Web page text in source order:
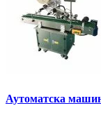
Аутоматска